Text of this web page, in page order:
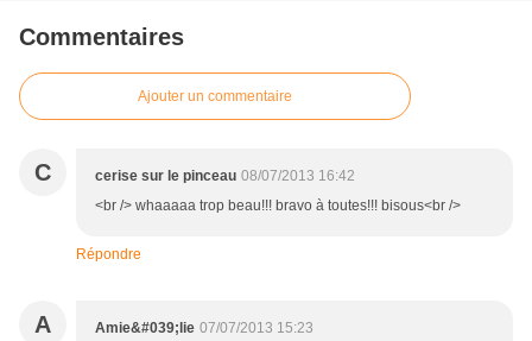
Commentaires
Ajouter un commentaire
C cerise sur le pinceau 08/07/2013 16:42
<br /> whaaaaa trop beau!!! bravo à toutes!!! bisous<br />
Répondre
A Amie&#039;lie 07/07/2013 15:23